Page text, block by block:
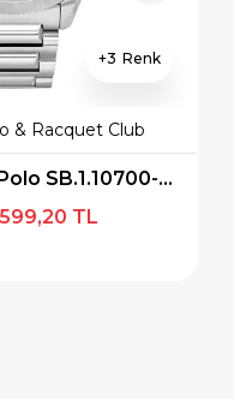
3
& Racquet Club
Santa Barbara Polo SB.1.10698-6 Erkek Kol Saati
TL